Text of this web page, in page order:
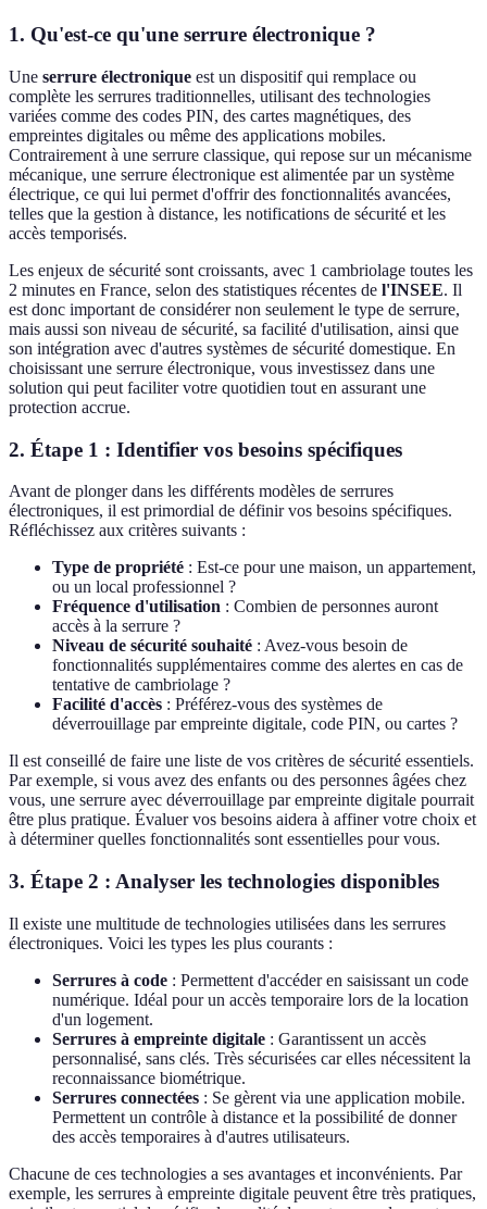
1. Qu'est-ce qu'une serrure électronique ?
Une serrure électronique est un dispositif qui remplace ou
complète les serrures traditionnelles, utilisant des technologies
variées comme des codes PIN, des cartes magnétiques, des
empreintes digitales ou même des applications mobiles.
Contrairement à une serrure classique, qui repose sur un mécanisme
mécanique, une serrure électronique est alimentée par un système
électrique, ce qui lui permet d'offrir des fonctionnalités avancées,
telles que la gestion à distance, les notifications de sécurité et les
accès temporisés.
Les enjeux de sécurité sont croissants, avec 1 cambriolage toutes les
2 minutes en France, selon des statistiques récentes de l'INSEE. Il
est donc important de considérer non seulement le type de serrure,
mais aussi son niveau de sécurité, sa facilité d'utilisation, ainsi que
son intégration avec d'autres systèmes de sécurité domestique. En
choisissant une serrure électronique, vous investissez dans une
solution qui peut faciliter votre quotidien tout en assurant une
protection accrue.
2. Étape 1 : Identifier vos besoins spécifiques
Avant de plonger dans les différents modèles de serrures
électroniques, il est primordial de définir vos besoins spécifiques.
Réfléchissez aux critères suivants :
Type de propriété : Est-ce pour une maison, un appartement,
ou un local professionnel ?
Fréquence d'utilisation : Combien de personnes auront
accès à la serrure ?
Niveau de sécurité souhaité : Avez-vous besoin de
fonctionnalités supplémentaires comme des alertes en cas de
tentative de cambriolage ?
Facilité d'accès : Préférez-vous des systèmes de
déverrouillage par empreinte digitale, code PIN, ou cartes ?
Il est conseillé de faire une liste de vos critères de sécurité essentiels.
Par exemple, si vous avez des enfants ou des personnes âgées chez
vous, une serrure avec déverrouillage par empreinte digitale pourrait
être plus pratique. Évaluer vos besoins aidera à affiner votre choix et
à déterminer quelles fonctionnalités sont essentielles pour vous.
3. Étape 2 : Analyser les technologies disponibles
Il existe une multitude de technologies utilisées dans les serrures
électroniques. Voici les types les plus courants :
Serrures à code : Permettent d'accéder en saisissant un code
numérique. Idéal pour un accès temporaire lors de la location
d'un logement.
Serrures à empreinte digitale : Garantissent un accès
personnalisé, sans clés. Très sécurisées car elles nécessitent la
reconnaissance biométrique.
Serrures connectées : Se gèrent via une application mobile.
Permettent un contrôle à distance et la possibilité de donner
des accès temporaires à d'autres utilisateurs.
Chacune de ces technologies a ses avantages et inconvénients. Par
exemple, les serrures à empreinte digitale peuvent être très pratiques,